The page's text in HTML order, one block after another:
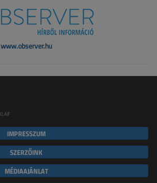
www.observer.hu
IMPRESSZUM
SZERZŐINK
MÉDIAAJÁNLAT